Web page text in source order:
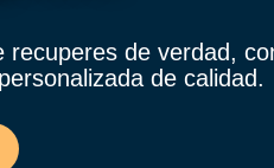
recuperes de verdad,
de calidad.